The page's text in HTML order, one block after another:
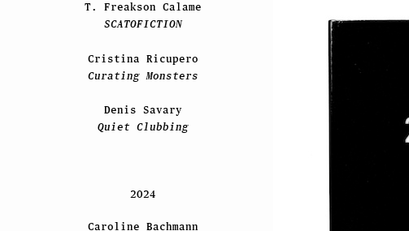
T. Freakson Calame
SCATOFICTION
Cristina Ricupero
Curating Monsters
Denis Savary
Quiet Clubbing
2024
Caroline Bachmann